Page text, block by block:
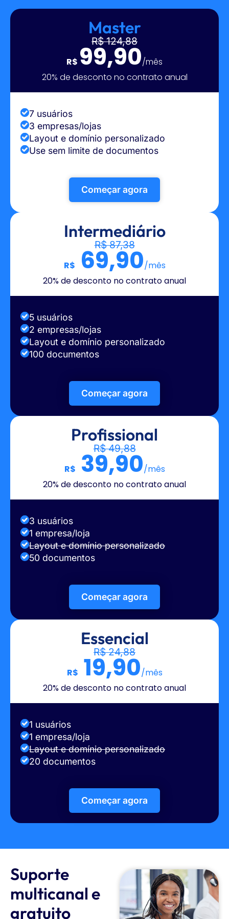
Master
R$ 124,88
R$ 99,90/mês
20% de desconto no contrato anual
7 usuários
3 empresas/lojas
Layout e domínio personalizado
Use sem limite de documentos
Começar agora
Intermediário
R$ 87,38
R$ 69,90/mês
20% de desconto no contrato anual
5 usuários
2 empresas/lojas
Layout e domínio personalizado
100 documentos
Começar agora
Profissional
R$ 49,88
R$ 39,90/mês
20% de desconto no contrato anual
3 usuários
1 empresa/loja
Layout e domínio personalizado
50 documentos
Começar agora
Essencial
R$ 24,88
R$ 19,90/mês
20% de desconto no contrato anual
1 usuários
1 empresa/loja
Layout e domínio personalizado
20 documentos
Começar agora
Suporte
multicanal e
gratuito